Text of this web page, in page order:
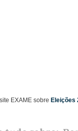
EXAME sobre Eleições